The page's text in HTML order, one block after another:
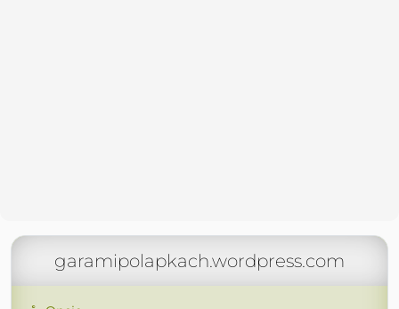
garamipolapkach.wordpress.com